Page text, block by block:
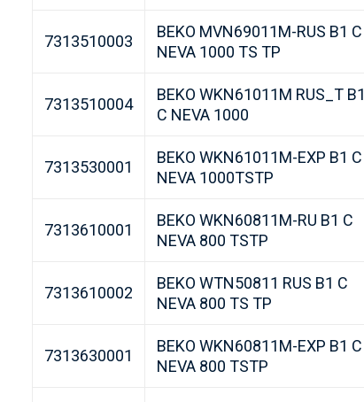
7313510003
BEKO MVN69011M-RUS B1 C
NEVA 1000 TS TP
7313510004
BEKO WKN61011M RUS_T B1
C NEVA 1000
7313530001
BEKO WKN61011M-EXP B1 C
NEVA 1000TSTP
7313610001
BEKO WKN60811M-RU B1 C
NEVA 800 TSTP
7313610002
BEKO WTN50811 RUS B1 C
NEVA 800 TS TP
7313630001
BEKO WKN60811M-EXP B1 C
NEVA 800 TSTP